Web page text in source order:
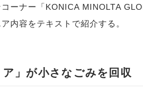
ーナー「KONICA MINOLTA
内容をテキストで紹介する。
ア」が小さなごみを回収